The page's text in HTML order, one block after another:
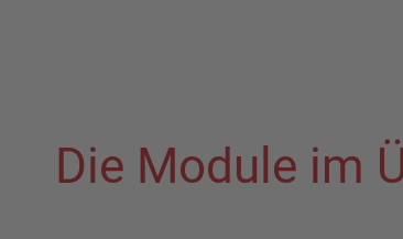
Die Module im